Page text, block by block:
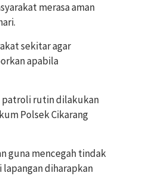
merasa aman
sekitar agar
apabila
patroli rutin dilakukan
Polsek Cikarang
guna mencegah tindak
lapangan diharapkan